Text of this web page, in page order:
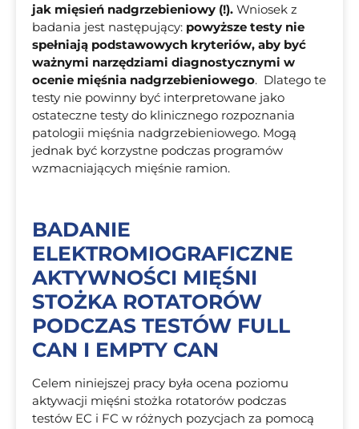
jak mięsień nadgrzebieniowy (!). Wniosek z
badania jest następujący: powyższe testy nie
spełniają podstawowych kryteriów, aby być
ważnymi narzędziami diagnostycznymi w
ocenie mięśnia nadgrzebieniowego. Dlatego te
testy nie powinny być interpretowane jako
ostateczne testy do klinicznego rozpoznania
patologii mięśnia nadgrzebieniowego. Mogą
jednak być korzystne podczas programów
wzmacniających mięśnie ramion.
BADANIE
ELEKTROMIOGRAFICZNE
AKTYWNOŚCI MIĘŚNI
STOŻKA ROTATORÓW
PODCZAS TESTÓW FULL
CAN I EMPTY CAN
Celem niniejszej pracy była ocena poziomu
aktywacji mięśni stożka rotatorów podczas
testów EC i FC w różnych pozycjach za pomocą